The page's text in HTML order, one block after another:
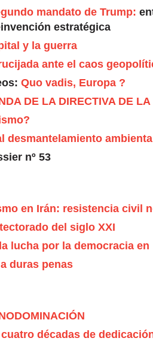
mandato de Trump:
estratégica
y la guerra
ante el caos
Quo vadis, Europa ?
DE LA DIRECTIVA DE
desmantelamiento
nº 53
en Irán: resistencia civil
del siglo XXI
lucha por la democracia en
duras penas
cuatro décadas de